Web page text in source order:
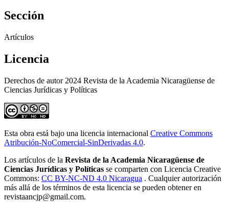
Sección
Artículos
Licencia
Derechos de autor 2024 Revista de la Academia Nicaragüense de
Ciencias Jurídicas y Políticas
Esta obra está bajo una licencia internacional Creative Commons
Atribución-NoComercial-SinDerivadas 4.0.
Los artículos de la Revista de la Academia Nicaragüense de
Ciencias Jurídicas y Políticas se comparten con Licencia Creative
Commons: CC BY-NC-ND 4.0 Nicaragua . Cualquier autorización
más allá de los términos de esta licencia se pueden obtener en
revistaancjp@gmail.com.